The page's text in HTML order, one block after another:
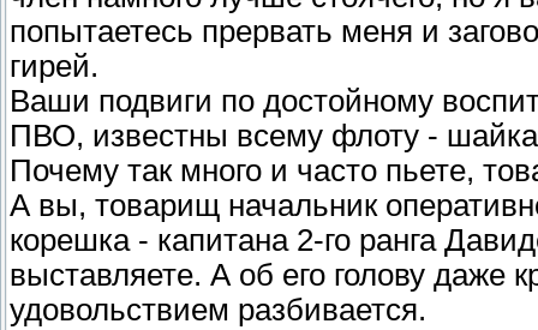
попытаетесь прервать меня и
гирей.
Ваши подвиги по достойному
ПВО, известны всему флоту -
Почему так много и часто пьете,
А вы, товарищ начальник
корешка - капитана 2-го ранга
выставляете. А об его голову даже
удовольствием разбивается.